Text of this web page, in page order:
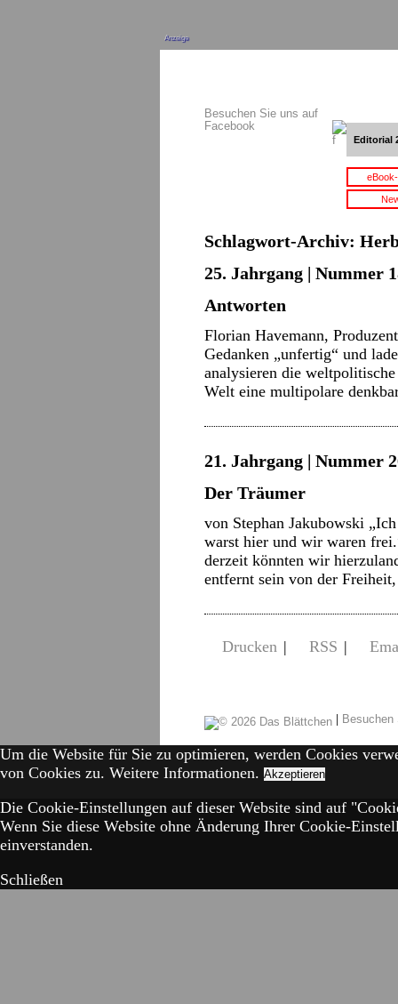
Anzeige
Besuchen Sie uns auf
Facebook
Editorial
Schlagwort-Archiv:
25. Jahrgang | Nummer
Antworten
Florian Havemann,
Gedanken „unfertig“ und
analysieren die
Welt eine multipolare
21. Jahrgang | Nummer
Der Träumer
von Stephan Jakubowski
warst hier und wir waren
derzeit könnten wir
entfernt sein von der
Drucken | RSS |
|
Um die Website für Sie zu optimieren, werden Cookies
von Cookies zu. Weitere Informationen. Akzeptieren
Die Cookie-Einstellungen auf dieser Website sind auf
Wenn Sie diese Website ohne Änderung Ihrer Cookie-
einverstanden.
Schließen